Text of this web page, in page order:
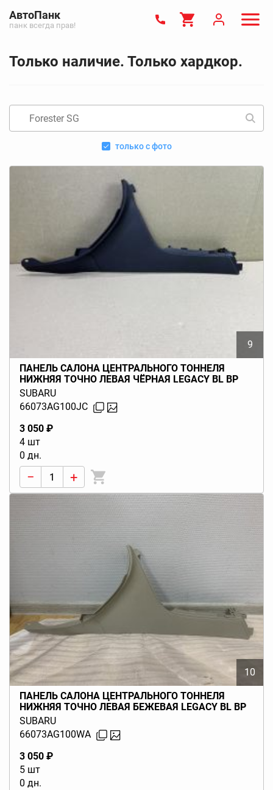
АвтоПанк
панк всегда прав!
Только наличие. Только хардкор.
только с фото
9
ПАНЕЛЬ САЛОНА ЦЕНТРАЛЬНОГО ТОННЕЛЯ
НИЖНЯЯ ТОЧНО ЛЕВАЯ ЧЁРНАЯ LEGACY BL BP
(B13) 2003-2006
SUBARU
66073AG100JC
3 050 ₽
4 шт
0 дн.
− +
10
ПАНЕЛЬ САЛОНА ЦЕНТРАЛЬНОГО ТОННЕЛЯ
НИЖНЯЯ ТОЧНО ЛЕВАЯ БЕЖЕВАЯ LEGACY BL BP
(B13) 2003-2006
SUBARU
66073AG100WA
3 050 ₽
5 шт
0 дн.